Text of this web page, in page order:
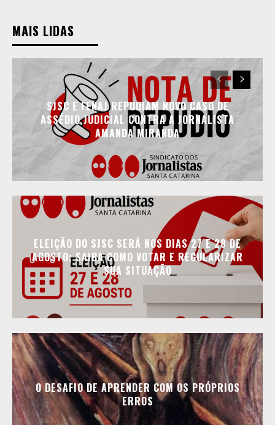
MAIS LIDAS
SJSC E FENAJ REPUDIAM NOVO CASO DE
ASSÉDIO JUDICIAL CONTRA A JORNALISTA
AMANDA MIRANDA
ELEIÇÃO DO SJSC SERÁ NOS DIAS 27 E 28 DE
AGOSTO; SAIBA COMO VOTAR E REGULARIZAR
SUA SITUAÇÃO
O DESAFIO DE APRENDER COM OS PRÓPRIOS
ERROS